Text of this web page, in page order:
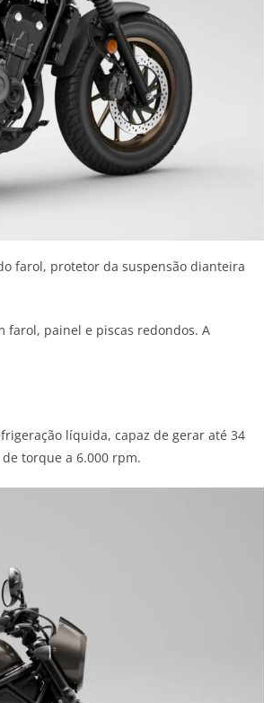
farol, protetor da suspensão dianteira
farol, painel e piscas redondos. A
líquida, capaz de gerar até 34
de torque a 6.000 rpm.